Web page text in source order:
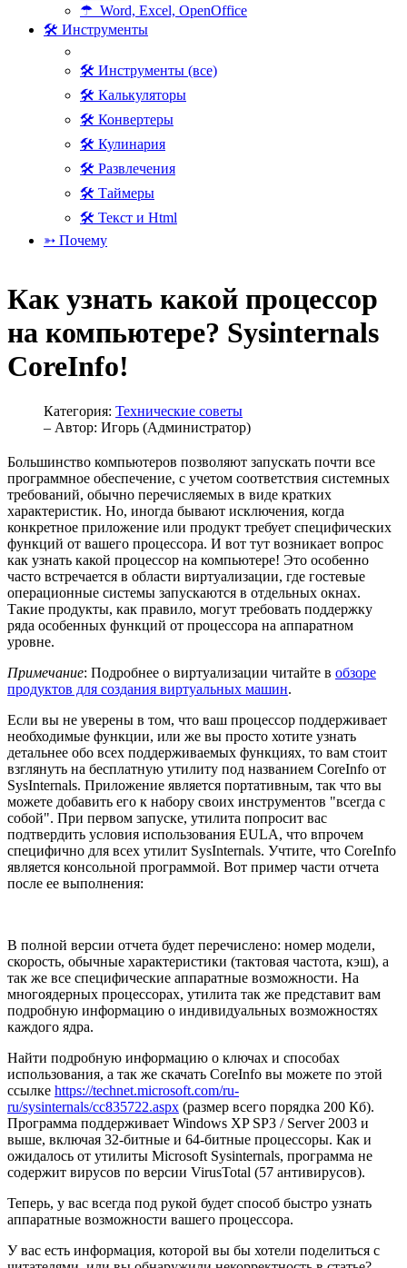
☂ Word, Excel, OpenOffice
🛠 Инструменты
🛠 Инструменты (все)
🛠 Калькуляторы
🛠 Конвертеры
🛠 Кулинария
🛠 Развлечения
🛠 Таймеры
🛠 Текст и Html
➳ Почему
Как узнать какой процессор
на компьютере? Sysinternals
CoreInfo!
Категория: Технические советы
– Автор: Игорь (Администратор)
Большинство компьютеров позволяют запускать почти все
программное обеспечение, с учетом соответствия системных
требований, обычно перечисляемых в виде кратких
характеристик. Но, иногда бывают исключения, когда
конкретное приложение или продукт требует специфических
функций от вашего процессора. И вот тут возникает вопрос
как узнать какой процессор на компьютере! Это особенно
часто встречается в области виртуализации, где гостевые
операционные системы запускаются в отдельных окнах.
Такие продукты, как правило, могут требовать поддержку
ряда особенных функций от процессора на аппаратном
уровне.
Примечание: Подробнее о виртуализации читайте в обзоре
продуктов для создания виртуальных машин.
Если вы не уверены в том, что ваш процессор поддерживает
необходимые функции, или же вы просто хотите узнать
детальнее обо всех поддерживаемых функциях, то вам стоит
взглянуть на бесплатную утилиту под названием CoreInfo от
SysInternals. Приложение является портативным, так что вы
можете добавить его к набору своих инструментов "всегда с
собой". При первом запуске, утилита попросит вас
подтвердить условия использования EULA, что впрочем
специфично для всех утилит SysInternals. Учтите, что CoreInfo
является консольной программой. Вот пример части отчета
после ее выполнения:
В полной версии отчета будет перечислено: номер модели,
скорость, обычные характеристики (тактовая частота, кэш), а
так же все специфические аппаратные возможности. На
многоядерных процессорах, утилита так же представит вам
подробную информацию о индивидуальных возможностях
каждого ядра.
Найти подробную информацию о ключах и способах
использования, а так же скачать CoreInfo вы можете по этой
ссылке https://technet.microsoft.com/ru-
ru/sysinternals/cc835722.aspx (размер всего порядка 200 Кб).
Программа поддерживает Windows XP SP3 / Server 2003 и
выше, включая 32-битные и 64-битные процессоры. Как и
ожидалось от утилиты Microsoft Sysinternals, программа не
содержит вирусов по версии VirusTotal (57 антивирусов).
Теперь, у вас всегда под рукой будет способ быстро узнать
аппаратные возможности вашего процессора.
У вас есть информация, которой вы бы хотели поделиться с